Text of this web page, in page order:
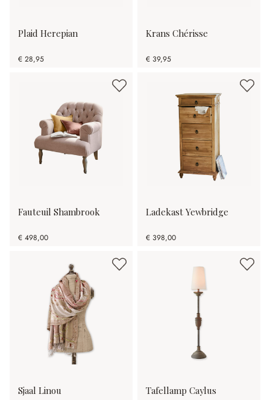
Plaid Herepian
€ 28,95
Krans Chérisse
€ 39,95
Fauteuil Shambrook
€ 498,00
Ladekast Yewbridge
€ 398,00
Sjaal Linou Tafellamp Caylus